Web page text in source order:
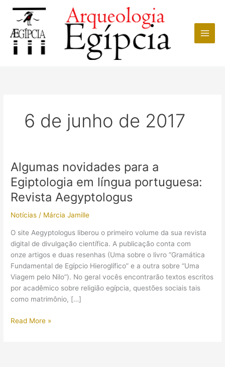
conteúdo
6 de junho de 2017
Algumas novidades para a
Egiptologia em língua portuguesa:
Revista Aegyptologus
Notícias / Márcia Jamille
O site Aegyptologus liberou o primeiro volume da sua revista
digital de divulgação científica. A publicação conta com
onze artigos e duas resenhas (Uma sobre o livro “Gramática
Fundamental de Egípcio Hieroglífico” e a outra sobre “Uma
Viagem pelo Nilo”). No geral vocês encontrarão textos escritos
por acadêmico sobre religião egípcia, questões sociais tais
como matrimônio, […]
Algumas
Read More »